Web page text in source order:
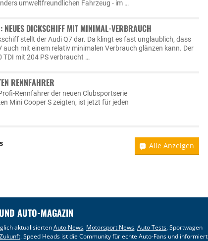
umweltfreundlichen Fahrzeug - im …
DICKSCHIFF MIT MINIMAL-VERBRAUCH
stellt der Audi Q7 dar. Da klingt es fast unglaublich, dass
auch mit einem relativ minimalen Verbrauch glänzen kann. Der
TDI mit 204 PS verbraucht …
RENNFAHRER
Rennfahrer der neuen Clubsportserie
Mini Cooper S zeigten, ist jetzt für jeden
Alle Anzeigen
AUTO-MAGAZIN
aktualisiertenAuto News, Motorsport News,Auto Tests, Sportwagen
. Speed Heads ist die Community für echte Auto-Fans und informiert